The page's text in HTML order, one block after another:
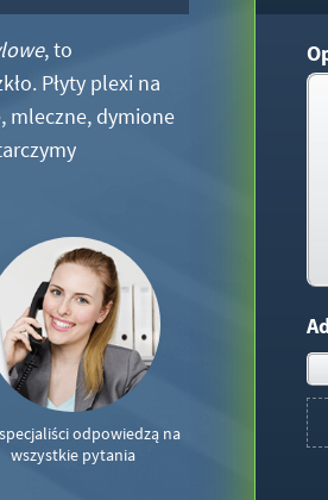
, to
Płyty plexi na
mleczne, dymione
odpowiedzą na
wszystkie pytania